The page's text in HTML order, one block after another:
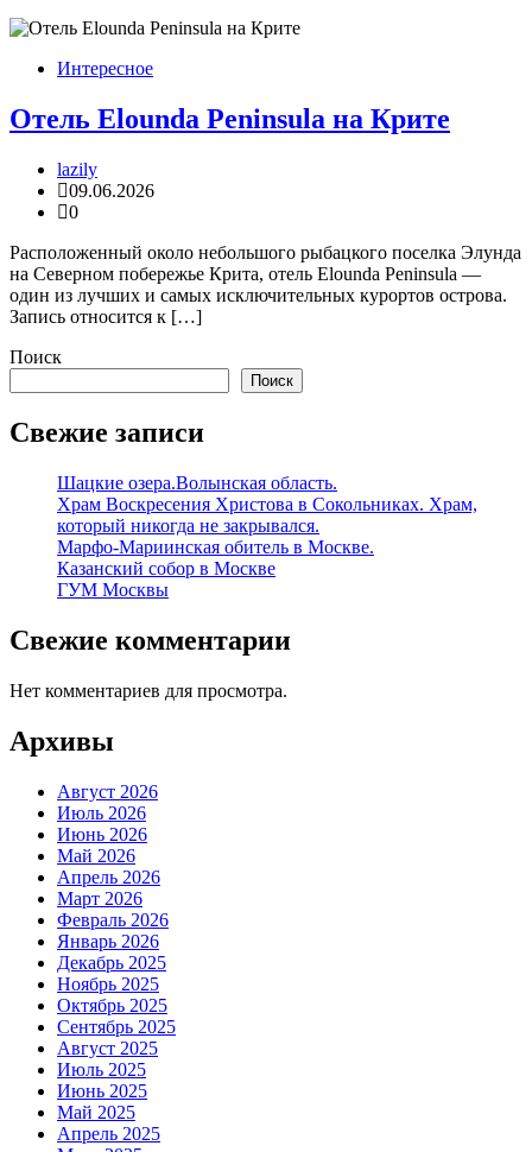
Интересное
Отель Elounda Peninsula на Крите
lazily
09.06.2026
0
Расположенный около небольшого рыбацкого поселка Элунда
на Северном побережье Крита, отель Elounda Peninsula —
один из лучших и самых исключительных курортов острова.
Запись относится к […]
Поиск
Поиск
Свежие записи
Шацкие озера.Волынская область.
Храм Воскресения Христова в Сокольниках. Храм,
который никогда не закрывался.
Марфо-Мариинская обитель в Москве.
Казанский собор в Москве
ГУМ Москвы
Свежие комментарии
Нет комментариев для просмотра.
Архивы
Август 2026
Июль 2026
Июнь 2026
Май 2026
Апрель 2026
Март 2026
Февраль 2026
Январь 2026
Декабрь 2025
Ноябрь 2025
Октябрь 2025
Сентябрь 2025
Август 2025
Июль 2025
Июнь 2025
Май 2025
Апрель 2025